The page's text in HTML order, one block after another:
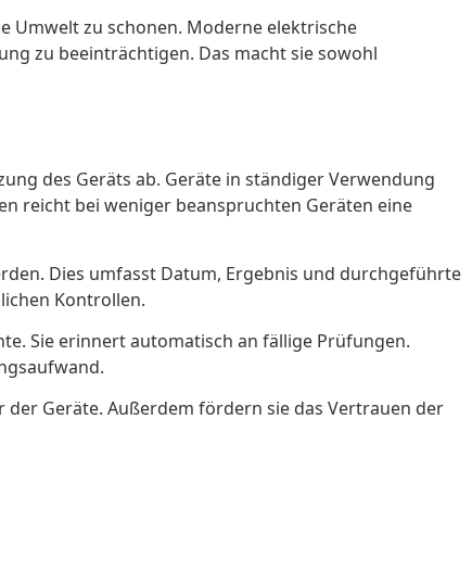
Umwelt zu schonen. Moderne elektrische
zu beeinträchtigen. Das macht sie sowohl
des Geräts ab. Geräte in ständiger Verwendung
reicht bei weniger beanspruchten Geräten eine
Dies umfasst Datum, Ergebnis und durchgeführte
Kontrollen.
Sie erinnert automatisch an fällige Prüfungen.
Geräte. Außerdem fördern sie das Vertrauen der